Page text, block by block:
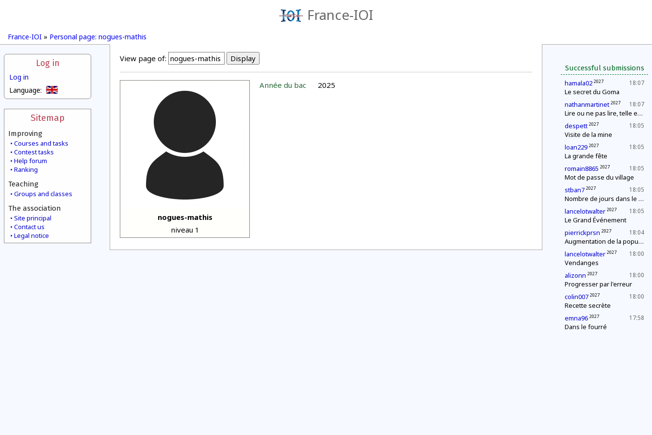
France-IOI
France-IOI » Personal page: nogues-mathis
Log in
Log in
Language:
Sitemap
Improving
Courses and tasks
Contest tasks
Help forum
Ranking
Teaching
Groups and classes
The association
Site principal
Contact us
Legal notice
Successful submissions
18:07
hamala02 2027
Le secret du Goma
18:07
nathanmartinet 2027
Lire ou ne pas lire, telle est la question
18:05
despett 2027
Visite de la mine
18:05
loan229 2027
La grande fête
18:05
romain8865 2027
Mot de passe du village
18:05
stban7 2027
Nombre de jours dans le mois
18:05
lancelotwalter 2027
Le Grand Événement
18:04
pierrickprsn 2027
Augmentation de la population
18:00
lancelotwalter 2027
Vendanges
18:00
alizonn 2027
Progresser par l'erreur
18:00
colin007 2027
Recette secrète
17:58
emna96 2027
Dans le fourré
View page of:
nogues-mathis
niveau 1
Année du bac 2025